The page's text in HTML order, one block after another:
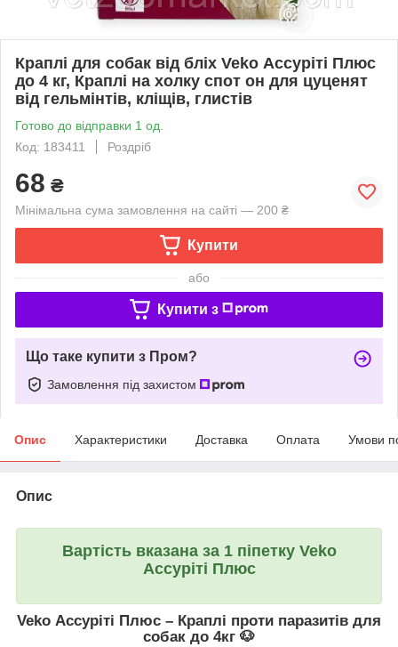
Краплі для собак від бліх Veko Ассуріті Плюс
до 4 кг, Краплі на холку спот он для цуценят
від гельмінтів, кліщів, глистів
Готово до відправки 1 од.
Код: 183411
Роздріб
68 ₴
Мінімальна сума замовлення на сайті — 200 ₴
Купити
або
Купити з
Що таке купити з Пром?
Замовлення під захистом
Опис Характеристики Доставка Оплата Умови
Опис
Вартість вказана за 1 піпетку Veko
Ассуріті Плюс
Veko Ассуріті Плюс – Краплі проти паразитів для
собак до 4кг 🐶